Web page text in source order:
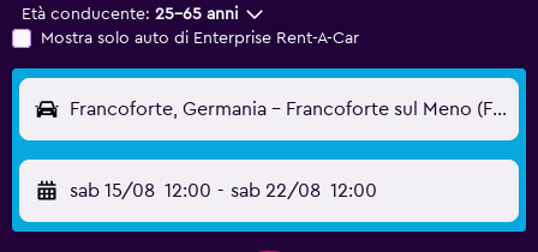
Età conducente: 25-65 anni
Mostra solo auto di Enterprise Rent-A-Car
Francoforte, Germania - Francoforte sul Meno (FRA)
sab 15/08 12:00 - sab 22/08 12:00